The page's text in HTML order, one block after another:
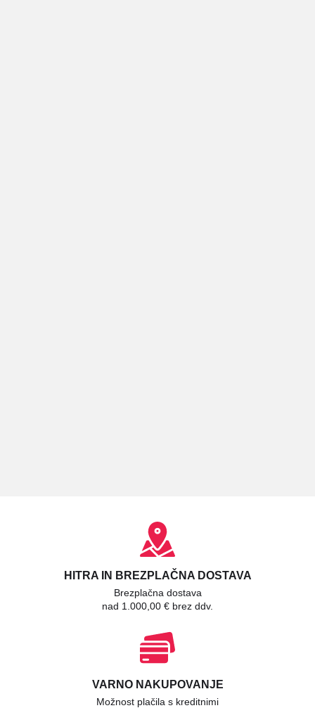
HITRA IN BREZPLAČNA DOSTAVA
Brezplačna dostava
nad 1.000,00 € brez ddv.
VARNO NAKUPOVANJE
Možnost plačila s kreditnimi